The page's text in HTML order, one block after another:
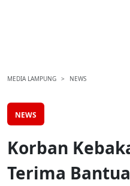
MEDIA LAMPUNG NEWS
NEWS
Korban
Terima